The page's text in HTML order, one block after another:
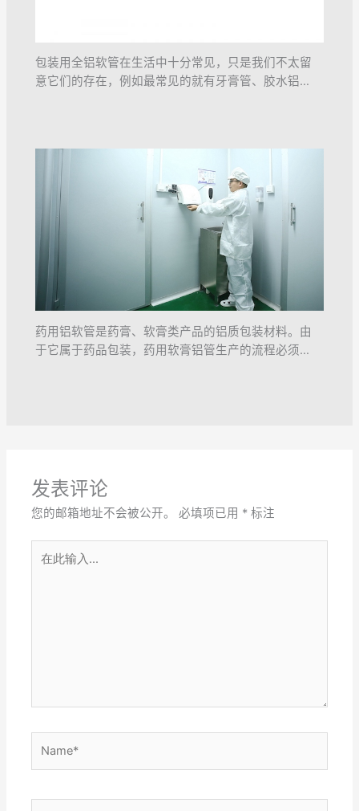
包装用全铝软管在生活中十分常见，只是我们不太留
意它们的存在，例如最常见的就有牙膏管、胶水铝…
药用铝软管是药膏、软膏类产品的铝质包装材料。由
于它属于药品包装，药用软膏铝管生产的流程必须…
发表评论
您的邮箱地址不会被公开。 必填项已用 * 标注